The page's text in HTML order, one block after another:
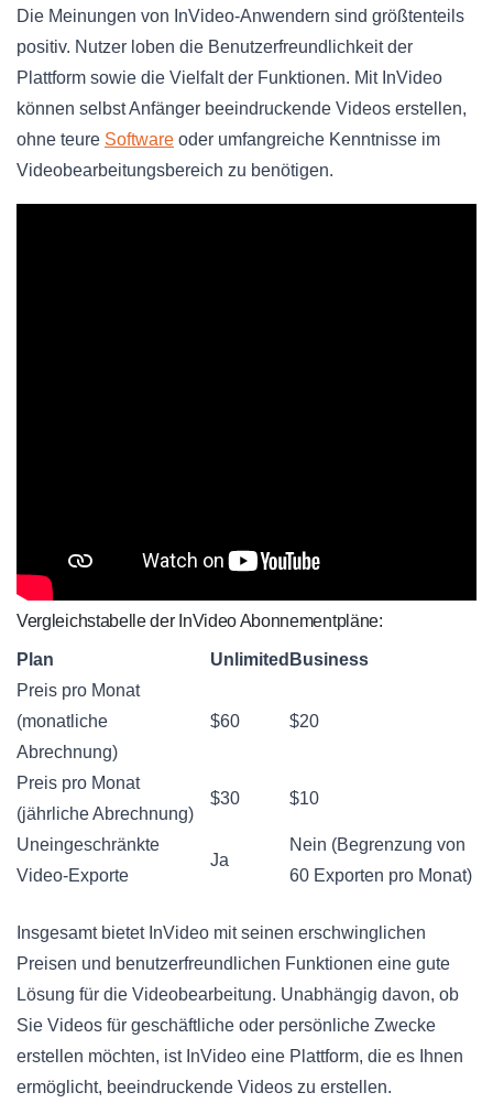
Die Meinungen von InVideo-Anwendern sind größtenteils
positiv. Nutzer loben die Benutzerfreundlichkeit der
Plattform sowie die Vielfalt der Funktionen. Mit InVideo
können selbst Anfänger beeindruckende Videos erstellen,
ohne teure Software oder umfangreiche Kenntnisse im
Videobearbeitungsbereich zu benötigen.
Vergleichstabelle der InVideo Abonnementpläne:
Plan Unlimited Business
Preis pro Monat
(monatliche
Abrechnung)
$60 $20
Preis pro Monat
(jährliche Abrechnung)
$30 $10
Uneingeschränkte
Video-Exporte
Ja
Nein (Begrenzung von
60 Exporten pro Monat)
Insgesamt bietet InVideo mit seinen erschwinglichen
Preisen und benutzerfreundlichen Funktionen eine gute
Lösung für die Videobearbeitung. Unabhängig davon, ob
Sie Videos für geschäftliche oder persönliche Zwecke
erstellen möchten, ist InVideo eine Plattform, die es Ihnen
ermöglicht, beeindruckende Videos zu erstellen.